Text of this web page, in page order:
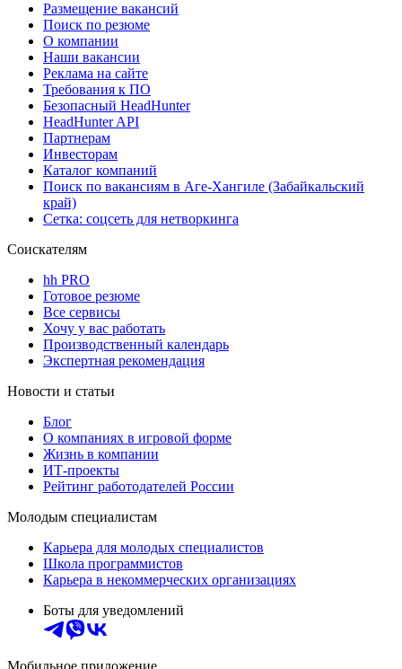
Размещение вакансий
Поиск по резюме
О компании
Наши вакансии
Реклама на сайте
Требования к ПО
Безопасный HeadHunter
HeadHunter API
Партнерам
Инвесторам
Каталог компаний
Поиск по вакансиям в Аге-Хангиле (Забайкальский
край)
Сетка: соцсеть для нетворкинга
Соискателям
hh PRO
Готовое резюме
Все сервисы
Хочу у вас работать
Производственный календарь
Экспертная рекомендация
Новости и статьи
Блог
О компаниях в игровой форме
Жизнь в компании
ИТ-проекты
Рейтинг работодателей России
Молодым специалистам
Карьера для молодых специалистов
Школа программистов
Карьера в некоммерческих организациях
Боты для уведомлений
Мобильное приложение